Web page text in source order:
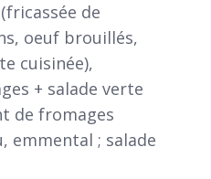
de
oeuf brouillés,
cuisinée),
+ salade verte
de fromages
emmental ; salade